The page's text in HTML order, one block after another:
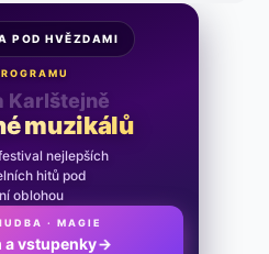
POD HVĚZDAMI
Karlštejně
muzikálů
nejlepších
hitů pod
oblohou
· MAGIE
a vstupenky →